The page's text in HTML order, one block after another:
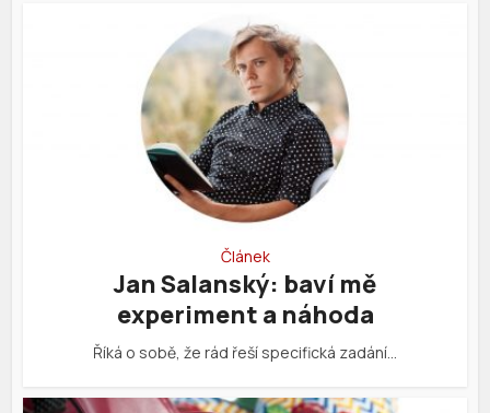
Článek
Jan Salanský: baví mě
experiment a náhoda
Říká o sobě, že rád řeší specifická zadání…